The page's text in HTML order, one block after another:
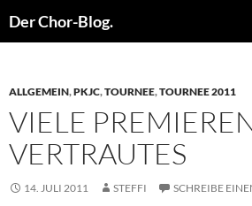
Der Chor-Blog.
ALLGEMEIN,PKJC,TOURNEE,TOURNEE 2011
VIELE
VERTRAUTES
14. JULI 2011 STEFFI SCHREIBE